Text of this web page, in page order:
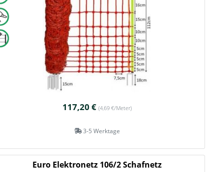
117,20 € (4,69 €/Meter)
3-5 Werktage
Euro Elektronetz 106/2 Schafnetz